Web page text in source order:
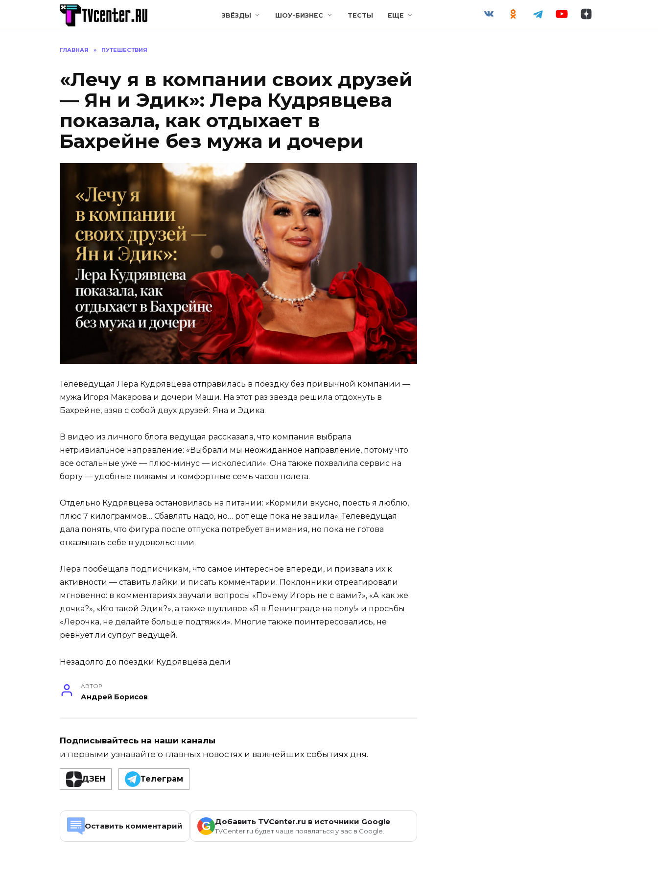
ЗВЁЗДЫ ШОУ-БИЗНЕС ТЕСТЫ ЕЩЕ
ГЛАВНАЯ » ПУТЕШЕСТВИЯ
«Лечу я в компании своих друзей
— Ян и Эдик»: Лера Кудрявцева
показала, как отдыхает в
Бахрейне без мужа и дочери
Телеведущая Лера Кудрявцева отправилась в поездку без привычной компании —
мужа Игоря Макарова и дочери Маши. На этот раз звезда решила отдохнуть в
Бахрейне, взяв с собой двух друзей: Яна и Эдика.
В видео из личного блога ведущая рассказала, что компания выбрала
нетривиальное направление: «Выбрали мы неожиданное направление, потому что
все остальные уже — плюс-минус — исколесили». Она также похвалила сервис на
борту — удобные пижамы и комфортные семь часов полета.
Отдельно Кудрявцева остановилась на питании: «Кормили вкусно, поесть я люблю,
плюс 7 килограммов… Сбавлять надо, но… рот еще пока не зашила». Телеведущая
дала понять, что фигура после отпуска потребует внимания, но пока не готова
отказывать себе в удовольствии.
Лера пообещала подписчикам, что самое интересное впереди, и призвала их к
активности — ставить лайки и писать комментарии. Поклонники отреагировали
мгновенно: в комментариях звучали вопросы «Почему Игорь не с вами?», «А как же
дочка?», «Кто такой Эдик?», а также шутливое «Я в Ленинграде на полу!» и просьбы
«Лерочка, не делайте больше подтяжки». Многие также поинтересовались, не
ревнует ли супруг ведущей.
Незадолго до поездки Кудрявцева дели
АВТОР
Андрей Борисов
Подписывайтесь на наши каналы
и первыми узнавайте о главных новостях и важнейших событиях дня.
ДЗЕН Телеграм
Оставить комментарий G Добавить TVCenter.ru в источники Google
TVCenter.ru будет чаще появляться у вас в Google.